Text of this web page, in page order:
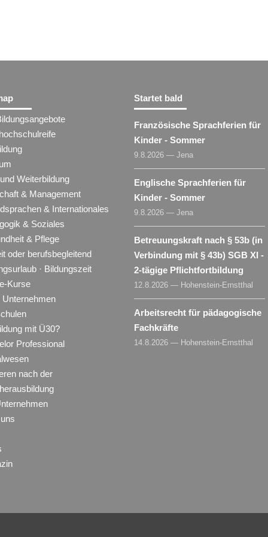
Weiterbildung
& Management
& Internationales
& Soziales
& Pflege
oder berufsbegleitend
· Bildungszeit
Kurse
Unternehmen
mit Ü30?
Professional
nach der
Startet bald
Französische Sprachferien für
Kinder - Sommer
9.8.2026 — Jena
Englische Sprachferien für
Kinder - Sommer
9.8.2026 — Jena
Betreuungskraft nach § 53b (in
Verbindung mit § 43b) SGB XI -
2-tägige Pflichtfortbildung
12.8.2026 — Hohenstein-Ernstthal
Arbeitsrecht für pädagogische
Fachkräfte
14.8.2026 — Hohenstein-Ernstthal